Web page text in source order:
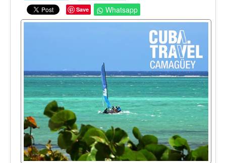
Medio Ambiente
Desempolvando la historia
Save
Whatsapp